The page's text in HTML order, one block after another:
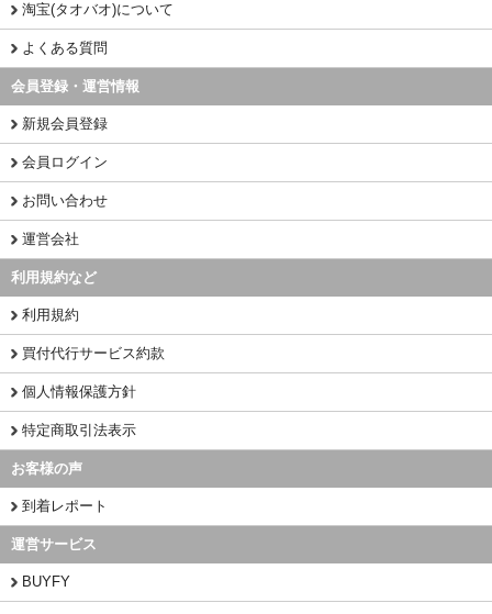
淘宝(タオバオ)について
よくある質問
会員登録・運営情報
新規会員登録
会員ログイン
お問い合わせ
運営会社
利用規約など
利用規約
買付代行サービス約款
個人情報保護方針
特定商取引法表示
お客様の声
到着レポート
運営サービス
BUYFY